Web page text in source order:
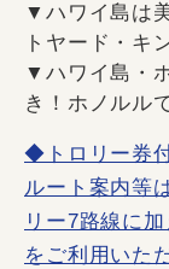
▼ハワイ島は
トヤード・キ
▼ハワイ島・
き！ホノルル
◆トロリー券
ルート案内等
リー7路線に
をご利用いた